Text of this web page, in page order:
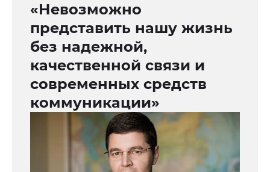
«Невозможно
представить нашу жизнь
без надежной,
качественной связи и
современных средств
коммуникации»